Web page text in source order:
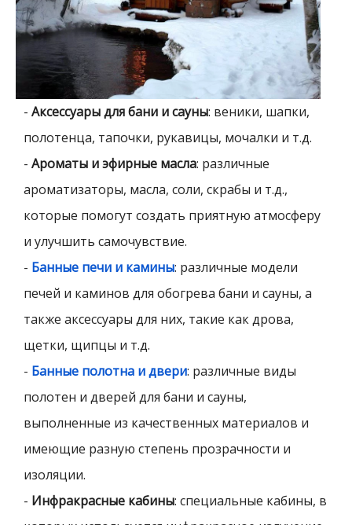
- Аксессуары для бани и сауны: веники, шапки,
полотенца, тапочки, рукавицы, мочалки и т.д.
- Ароматы и эфирные масла: различные
ароматизаторы, масла, соли, скрабы и т.д.,
которые помогут создать приятную атмосферу
и улучшить самочувствие.
- Банные печи и камины: различные модели
печей и каминов для обогрева бани и сауны, а
также аксессуары для них, такие как дрова,
щетки, щипцы и т.д.
- Банные полотна и двери: различные виды
полотен и дверей для бани и сауны,
выполненные из качественных материалов и
имеющие разную степень прозрачности и
изоляции.
- Инфракрасные кабины: специальные кабины, в